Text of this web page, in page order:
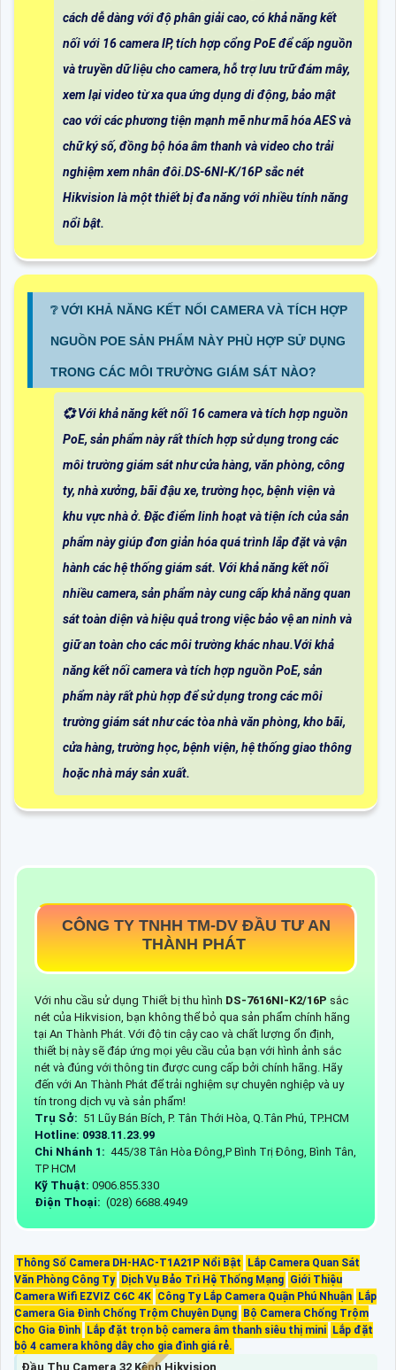
cách dễ dàng với độ phân giải cao, có khả năng kết
nối với 16 camera IP, tích hợp cổng PoE để cấp nguồn
và truyền dữ liệu cho camera, hỗ trợ lưu trữ đám mây,
xem lại video từ xa qua ứng dụng di động, bảo mật
cao với các phương tiện mạnh mẽ như mã hóa AES và
chữ ký số, đồng bộ hóa âm thanh và video cho trải
nghiệm xem nhân đôi.DS-6NI-K/16P sắc nét
Hikvision là một thiết bị đa năng với nhiều tính năng
nổi bật.
❔ VỚI KHẢ NĂNG KẾT NỐI CAMERA VÀ TÍCH HỢP
NGUỒN POE SẢN PHẨM NÀY PHÙ HỢP SỬ DỤNG
TRONG CÁC MÔI TRƯỜNG GIÁM SÁT NÀO?
💞 Với khả năng kết nối 16 camera và tích hợp nguồn
PoE, sản phẩm này rất thích hợp sử dụng trong các
môi trường giám sát như cửa hàng, văn phòng, công
ty, nhà xưởng, bãi đậu xe, trường học, bệnh viện và
khu vực nhà ở. Đặc điểm linh hoạt và tiện ích của sản
phẩm này giúp đơn giản hóa quá trình lắp đặt và vận
hành các hệ thống giám sát. Với khả năng kết nối
nhiều camera, sản phẩm này cung cấp khả năng quan
sát toàn diện và hiệu quả trong việc bảo vệ an ninh và
giữ an toàn cho các môi trường khác nhau.Với khả
năng kết nối camera và tích hợp nguồn PoE, sản
phẩm này rất phù hợp để sử dụng trong các môi
trường giám sát như các tòa nhà văn phòng, kho bãi,
cửa hàng, trường học, bệnh viện, hệ thống giao thông
hoặc nhà máy sản xuất.
CÔNG TY TNHH TM-DV ĐẦU TƯ AN
THÀNH PHÁT
Với nhu cầu sử dụng Thiết bị thu hình DS-7616NI-K2/16P sắc
nét của Hikvision, bạn không thể bỏ qua sản phẩm chính hãng
tại An Thành Phát. Với độ tin cậy cao và chất lượng ổn định,
thiết bị này sẽ đáp ứng mọi yêu cầu của bạn với hình ảnh sắc
nét và đúng với thông tin được cung cấp bởi chính hãng. Hãy
đến với An Thành Phát để trải nghiệm sự chuyên nghiệp và uy
tín trong dịch vụ và sản phẩm!
Trụ Sở: 51 Lũy Bán Bích, P. Tân Thới Hòa, Q.Tân Phú, TP.HCM
Hotline: 0938.11.23.99
Chi Nhánh 1: 445/38 Tân Hòa Đông,P Bình Trị Đông, Bình Tân,
TP HCM
Kỹ Thuật: 0906.855.330
Điện Thoại: (028) 6688.4949
Thông Số Camera DH-HAC-T1A21P Nổi Bật
Lắp Camera Quan Sát
Văn Phòng Công Ty Dịch Vụ Bảo Trì Hệ Thống Mạng Giới Thiệu
Camera Wifi EZVIZ C6C 4K Công Ty Lắp Camera Quận Phú Nhuận Lắp
Camera Gia Đình Chống Trộm Chuyên Dụng Bộ Camera Chống Trộm
Cho Gia Đình Lắp đặt trọn bộ camera âm thanh siêu thị mini Lắp đặt
bộ 4 camera không dây cho gia đình giá rẻ.
Đầu Thu Camera 32 Kênh Hikvision